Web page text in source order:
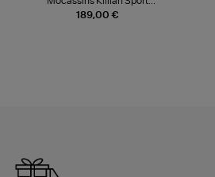
189,00 €
Mousse